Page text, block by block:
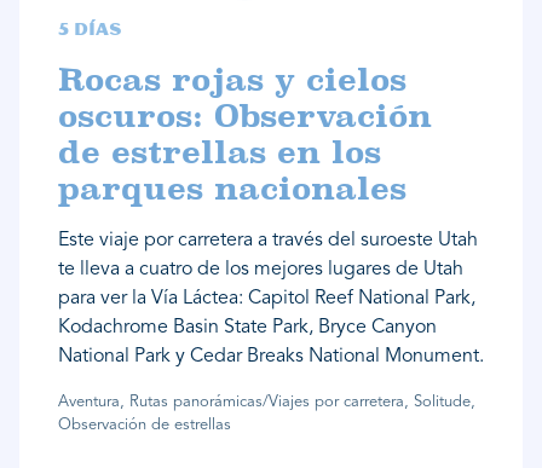
5 días
Rocas rojas y cielos
oscuros: Observación
de estrellas en los
parques nacionales
Este viaje por carretera a través del suroeste Utah
te lleva a cuatro de los mejores lugares de Utah
para ver la Vía Láctea: Capitol Reef National Park,
Kodachrome Basin State Park, Bryce Canyon
National Park y Cedar Breaks National Monument.
Aventura, Rutas panorámicas/Viajes por carretera, Solitude,
Observación de estrellas